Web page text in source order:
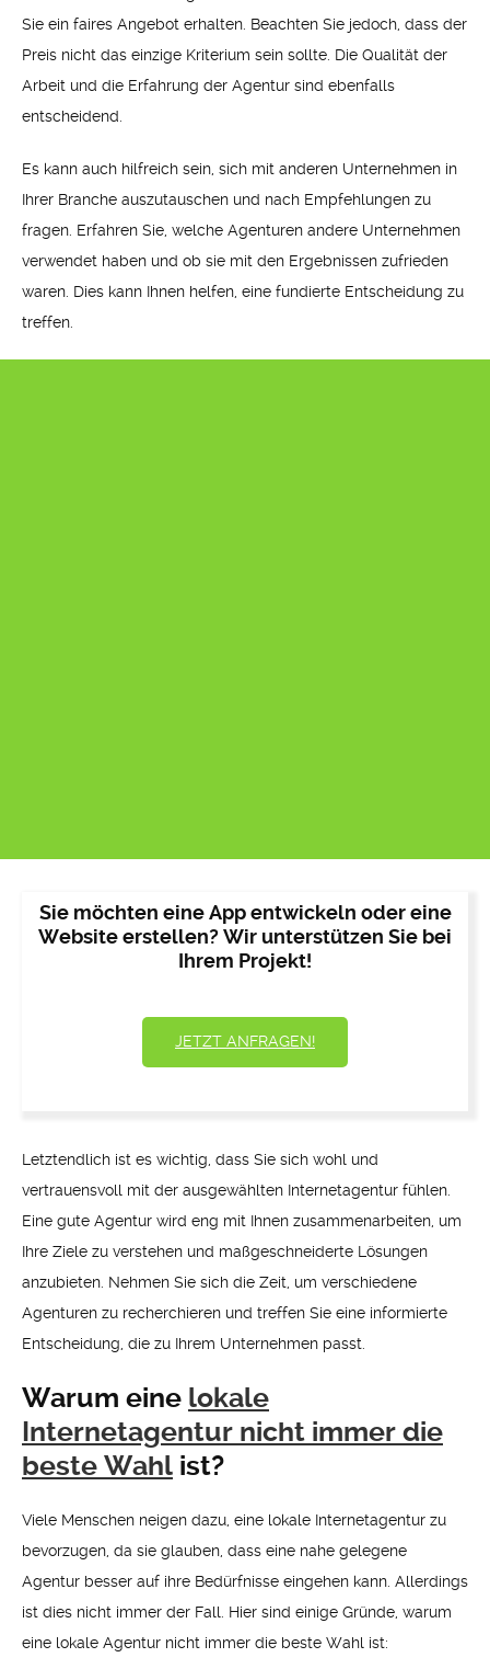
Sie ein faires Angebot erhalten. Beachten Sie jedoch, dass der
Preis nicht das einzige Kriterium sein sollte. Die Qualität der
Arbeit und die Erfahrung der Agentur sind ebenfalls
entscheidend.
Es kann auch hilfreich sein, sich mit anderen Unternehmen in
Ihrer Branche auszutauschen und nach Empfehlungen zu
fragen. Erfahren Sie, welche Agenturen andere Unternehmen
verwendet haben und ob sie mit den Ergebnissen zufrieden
waren. Dies kann Ihnen helfen, eine fundierte Entscheidung zu
treffen.
Sie möchten eine App entwickeln oder eine
Website erstellen? Wir unterstützen Sie bei
Ihrem Projekt!
JETZT ANFRAGEN!
Letztendlich ist es wichtig, dass Sie sich wohl und
vertrauensvoll mit der ausgewählten Internetagentur fühlen.
Eine gute Agentur wird eng mit Ihnen zusammenarbeiten, um
Ihre Ziele zu verstehen und maßgeschneiderte Lösungen
anzubieten. Nehmen Sie sich die Zeit, um verschiedene
Agenturen zu recherchieren und treffen Sie eine informierte
Entscheidung, die zu Ihrem Unternehmen passt.
Warum eine lokale
Internetagentur nicht immer die
beste Wahl ist?
Viele Menschen neigen dazu, eine lokale Internetagentur zu
bevorzugen, da sie glauben, dass eine nahe gelegene
Agentur besser auf ihre Bedürfnisse eingehen kann. Allerdings
ist dies nicht immer der Fall. Hier sind einige Gründe, warum
eine lokale Agentur nicht immer die beste Wahl ist: